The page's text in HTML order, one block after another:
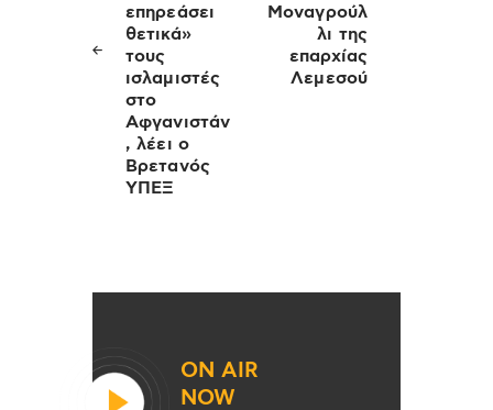
επηρεάσει
θετικά»
τους
ισλαμιστές
στο
Αφγανιστάν
, λέει ο
Βρετανός
ΥΠΕΞ
Μοναγρούλ
λι της
επαρχίας
Λεμεσού
ON AIR
NOW